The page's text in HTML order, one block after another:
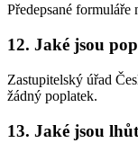
Předepsané formuláře
12. Jaké jsou
Zastupitelský úřad
žádný poplatek.
13. Jaké jsou